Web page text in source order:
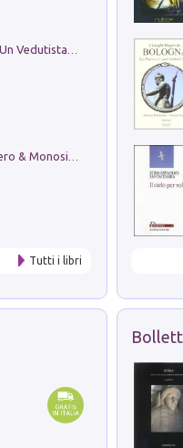
Tutti i libri